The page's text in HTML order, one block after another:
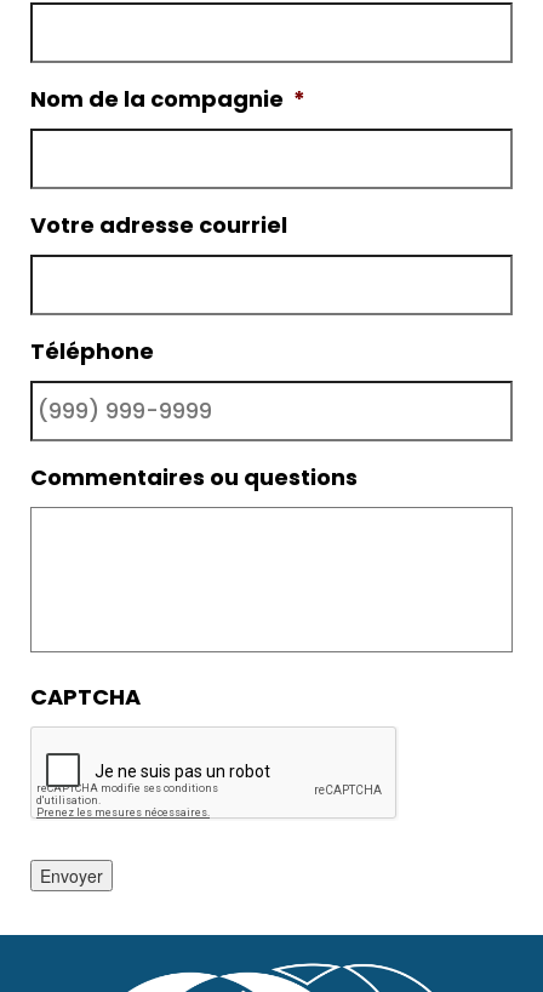
Nom de la compagnie *
Votre adresse courriel
Téléphone
Commentaires ou questions
CAPTCHA
Envoyer